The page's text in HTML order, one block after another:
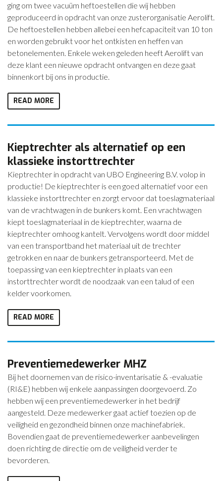
ging om twee vacuüm heftoestellen die wij hebben
geproduceerd in opdracht van onze zusterorganisatie Aerolift.
De heftoestellen hebben allebei een hefcapaciteit van 10 ton
en worden gebruikt voor het ontkisten en heffen van
betonelementen. Enkele weken geleden heeft Aerolift van
deze klant een nieuwe opdracht ontvangen en deze gaat
binnenkort bij ons in productie.
READ MORE
Kieptrechter als alternatief op een
klassieke instorttrechter
Kieptrechter in opdracht van UBO Engineering B.V. volop in
productie! De kieptrechter is een goed alternatief voor een
klassieke instorttrechter en zorgt ervoor dat toeslagmateriaal
van de vrachtwagen in de bunkers komt. Een vrachtwagen
kiept toeslagmateriaal in de kieptrechter, waarna de
kieptrechter omhoog kantelt. Vervolgens wordt door middel
van een transportband het materiaal uit de trechter
getrokken en naar de bunkers getransporteerd. Met de
toepassing van een kieptrechter in plaats van een
instorttrechter wordt de noodzaak van een talud of een
kelder voorkomen.
READ MORE
Preventiemedewerker MHZ
Bij het doornemen van de risico-inventarisatie & -evaluatie
(RI&E) hebben wij enkele aanpassingen doorgevoerd. Zo
hebben wij een preventiemedewerker in het bedrijf
aangesteld. Deze medewerker gaat actief toezien op de
veiligheid en gezondheid binnen onze machinefabriek.
Bovendien gaat de preventiemedewerker aanbevelingen
doen richting de directie om de veiligheid verder te
bevorderen.